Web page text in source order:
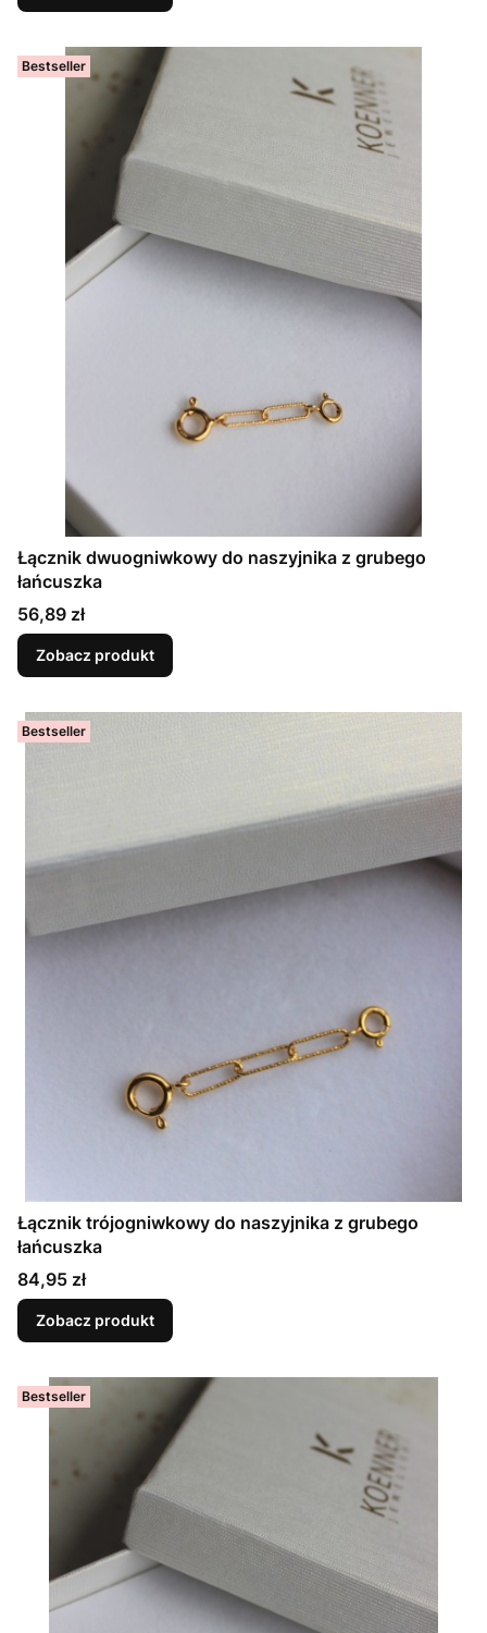
Bestseller
Łącznik dwuogniwkowy do naszyjnika z grubego
łańcuszka
Cena
56,89 zł
Zobacz produkt
Bestseller
Łącznik trójogniwkowy do naszyjnika z grubego
łańcuszka
Cena
84,95 zł
Zobacz produkt
Bestseller